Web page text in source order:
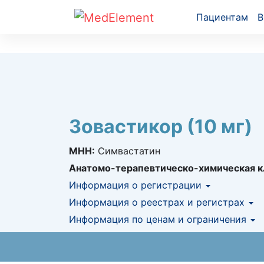
Пациентам
Зовастикор (10 мг)
МНН: Симвастатин
Анатомо-терапевтическо-химическая
Информация о регистрации
Номер регистрации в РК:№ РК-ЛС-
Информация о регистрации в РК:
Информация о реестрах и регистрах
КНФ (ЛС включено в
ЕД (Включено в Список ЛС в
Информация по ценам и ограничения